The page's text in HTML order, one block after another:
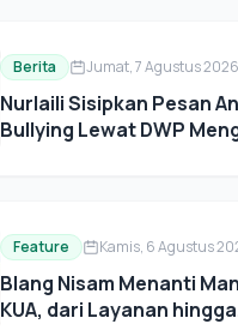
Berita Jumat, 7 Agustus 2026
Nurlaili Sisipkan Pesan
Bullying Lewat DWP
Feature Kamis, 6 Agustus
Blang Nisam Menanti
KUA, dari Layanan hingga